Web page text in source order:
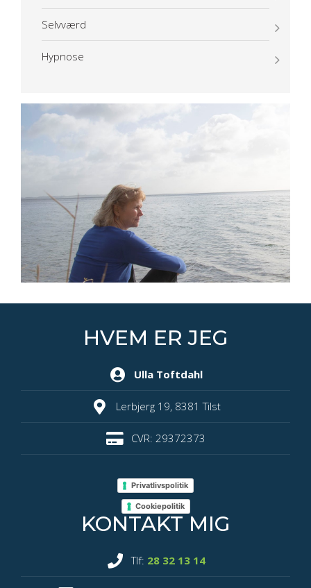
Selvværd
​Hypnose
HVEM ER JEG
Ulla Toftdahl
Lerbjerg 19, 8381 Tilst
CVR: 29372373
Privatlivspolitik
Cookiepolitik
KONTAKT MIG
Tlf: 28 32 13 14